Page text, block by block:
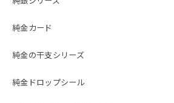
純金カード
純金の干支シリーズ
純金ドロップシール